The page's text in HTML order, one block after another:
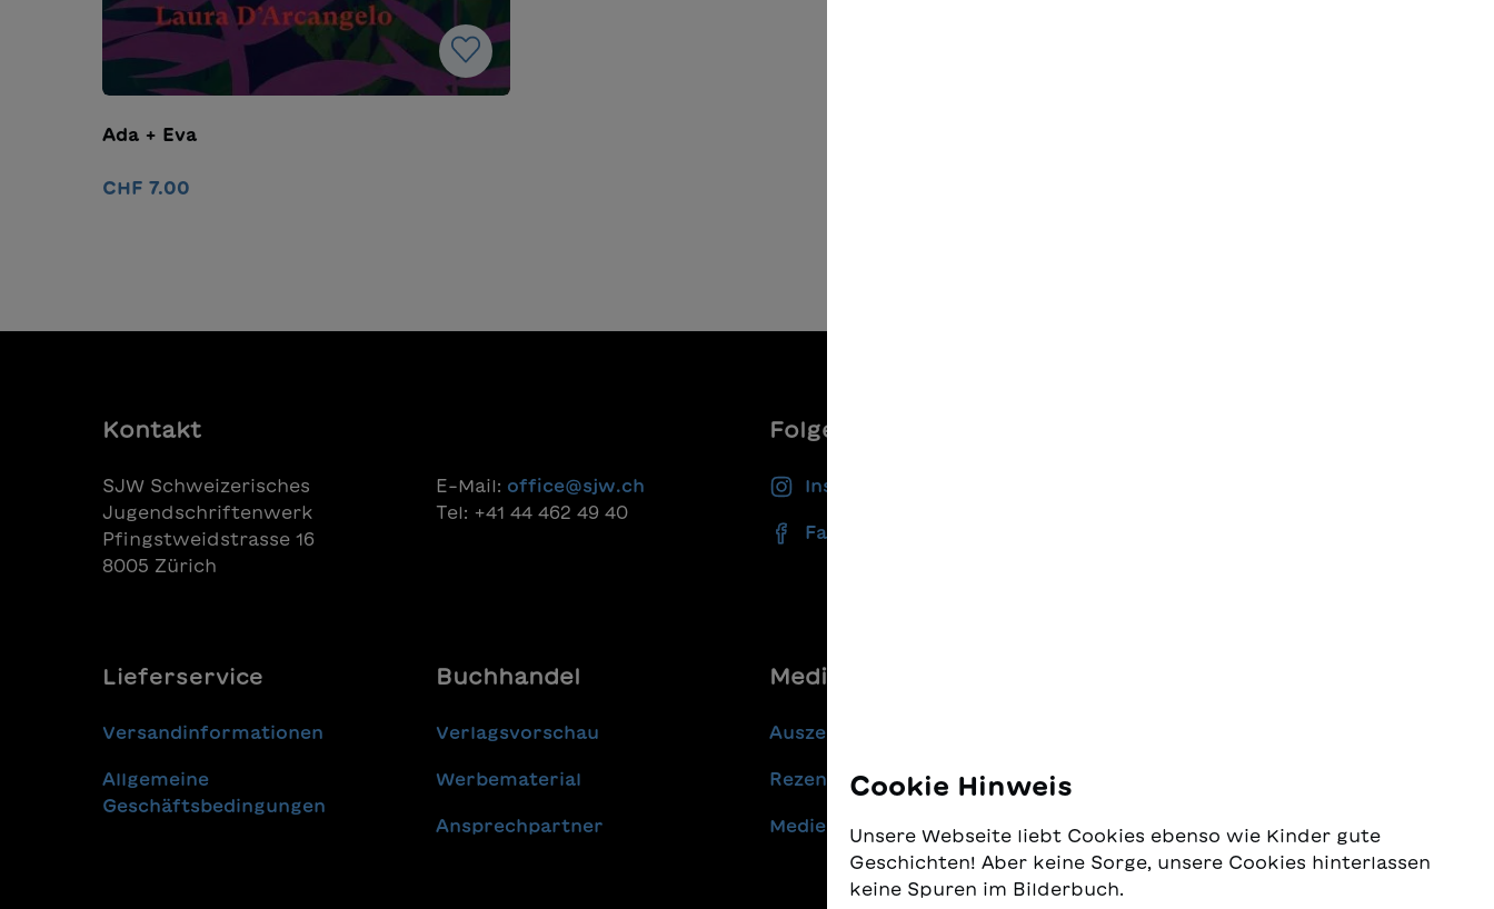
Ada + Eva
CHF 7.00
Kontakt
SJW Schweizerisches
Jugendschriftenwerk
Pfingstweidstrasse 16
8005 Zürich
E-Mail: office@sjw.ch
Tel: +41 44 462 49 40
Folgen Sie uns
Instagram
Facebook
Lieferservice
Versandinformationen
Allgemeine
Geschäftsbedingungen
Buchhandel
Verlagsvorschau
Werbematerial
Ansprechpartner
Media
Auszeichnungen
Rezensionen
Medienmitteilungen
Cookie Hinweis
Unsere Webseite liebt Cookies ebenso wie Kinder gute
Geschichten! Aber keine Sorge, unsere Cookies hinterlassen
keine Spuren im Bilderbuch.